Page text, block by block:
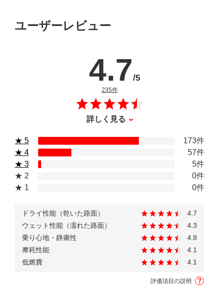
ユーザーレビュー
235件のレビュー
4.7/5
詳しく見る
★ 5
173件
★ 4
57件
★ 3
5件
★ 2
0件
★ 1
0件
ドライ性能（乾いた路面）
4.7
ウェット性能（濡れた路面）
4.3
乗り心地・静粛性
4.8
摩耗性能
4.1
低燃費
4.1
評価項目の説明